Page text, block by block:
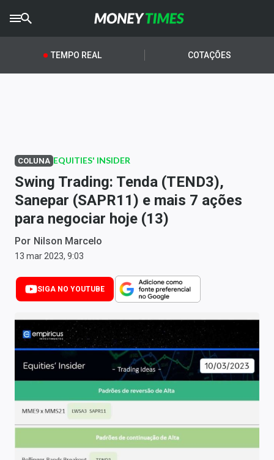
CRYPTOTIMES
AGROTIMES
Newsletters
Money Trader
Anuncie
Últimas Notícias
Newsletters
Comprar ou vender?
Carteiras Recomendadas
Central de Dividendos
Central de Fundos Imobiliários
TEMPO REAL COTAÇÕES
COLUNA EQUITIES' INSIDER
Swing Trading: Tenda (TEND3),
Sanepar (SAPR11) e mais 7 ações
para negociar hoje (13)
Por Nilson Marcelo
13 mar 2023, 9:03
SIGA NO YOUTUBE